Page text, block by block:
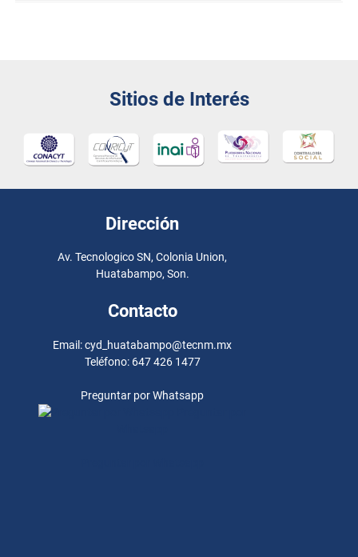
Sitios de Interés
Dirección
Av. Tecnologico SN, Colonia Union,
Huatabampo, Son.
Contacto
Email: cyd_huatabampo@tecnm.mx
Teléfono: 647 426 1477
Preguntar por Whatsapp